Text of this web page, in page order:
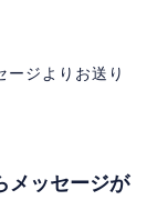
ジよりお送り
メッセージが